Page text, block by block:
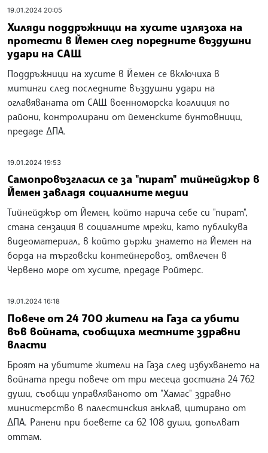
19.01.2024 20:05
Хиляди поддръжници на хусите излязоха на
протести в Йемен след поредните въздушни
удари на САЩ
Поддръжници на хусите в Йемен се включиха в
митинги след последните въздушни удари на
оглавяваната от САЩ военноморска коалиция по
райони, контролирани от йеменските бунтовници,
предаде ДПА.
19.01.2024 19:53
Самопровъзгласил се за "пират" тийнейджър в
Йемен завладя социалните медии
Тийнейджър от Йемен, който нарича себе си "пират",
стана сензация в социалните мрежи, като публикува
видеоматериал, в който държи знамето на Йемен на
борда на търговски контейнеровоз, отвлечен в
Червено море от хусите, предаде Ройтерс.
19.01.2024 16:18
Повече от 24 700 жители на Газа са убити
във войната, съобщиха местните здравни
власти
Броят на убитите жители на Газа след избухването на
войната преди повече от три месеца достигна 24 762
души, съобщи управляваното от "Хамас" здравно
министерство в палестинския анклав, цитирано от
ДПА. Ранени при боевете са 62 108 души, допълват
оттам.